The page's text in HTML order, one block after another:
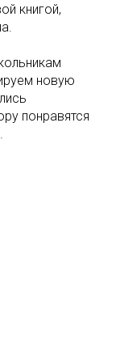
книгой,
новую
понравятся